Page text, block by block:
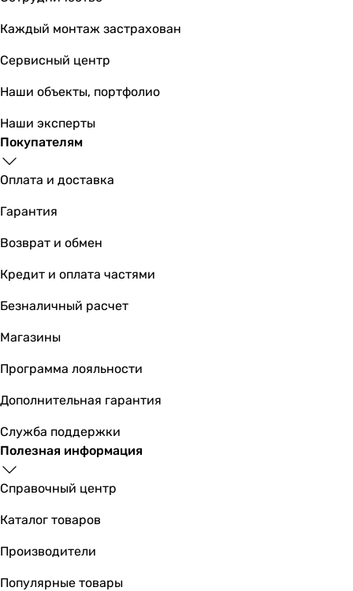
Каждый монтаж застрахован
Сервисный центр
Наши объекты, портфолио
Наши эксперты
Покупателям
Оплата и доставка
Гарантия
Возврат и обмен
Кредит и оплата частями
Безналичный расчет
Магазины
Программа лояльности
Дополнительная гарантия
Служба поддержки
Полезная информация
Справочный центр
Каталог товаров
Производители
Популярные товары